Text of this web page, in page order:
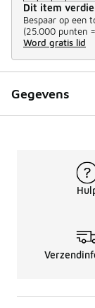
Dit item
Bespaar op een
(25.000 punten =
Word gratis lid
Gegevens